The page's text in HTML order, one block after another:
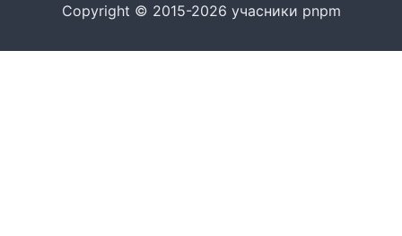
Copyright © 2015-2026 учасники pnpm